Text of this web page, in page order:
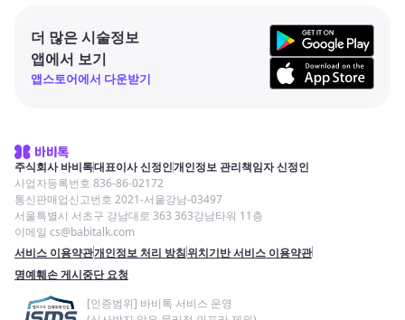
더 많은 시술정보
앱에서 보기
앱스토어에서 다운받기
주식회사 바비톡대표이사 신정인개인정보 관리책임자 신정인
사업자등록번호 836-86-02172
통신판매업신고번호 2021-서울강남-03497
서울특별시 서초구 강남대로 363 363강남타워 11층
이메일 cs@babitalk.com
서비스 이용약관개인정보 처리 방침위치기반 서비스 이용약관
명예훼손 게시중단 요청
[인증범위] 바비톡 서비스 운영